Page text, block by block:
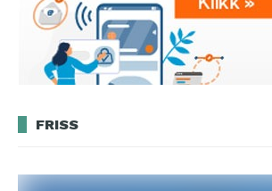
FRISS